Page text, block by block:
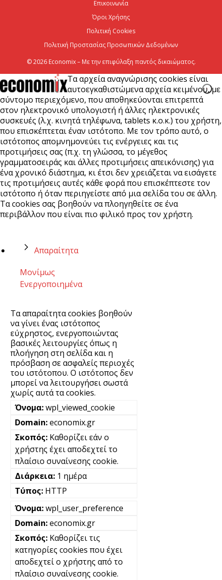
Επικοινωνία
Όροι Χρήσης
Πολιτική Cookies
Πολιτική Προστασίας Προσωπικών Δεδομένων
© 2026 Economix – Με την επιφύλαξη παντός δικαιώματος.
Τα αρχεία αναγνώρισης cookies είναι
αυτοεγκαθιστώμενα αρχεία κειμένου, με
σύντομο περιεχόμενο, που αποθηκεύονται επιτρεπτά
στον ηλεκτρονικό υπολογιστή ή άλλες ηλεκτρονικές
συσκευές (λ.χ. κινητά τηλέφωνα, tablets κ.ο.κ.) του χρήστη,
που επισκέπτεται έναν ιστότοπο. Με τον τρόπο αυτό, ο
ιστότοπος απομνημονεύει τις ενέργειες και τις
προτιμήσεις σας (π.χ. τη γλώσσα, το μέγεθος
γραμματοσειράς και άλλες προτιμήσεις απεικόνισης) για
ένα χρονικό διάστημα, κι έτσι δεν χρειάζεται να εισάγετε
τις προτιμήσεις αυτές κάθε φορά που επισκέπτεστε τον
ιστότοπο ή όταν περιηγείστε από μια σελίδα του σε άλλη.
Τα cookies σας βοηθούν να πλοηγηθείτε σε ένα
περιβάλλον που είναι πιο φιλικό προς τον χρήστη.
Απαραίτητα
Μονίμως
Ενεργοποιημένα
Τα απαραίτητα cookies βοηθούν
να γίνει ένας ιστότοπος
εύχρηστος, ενεργοποιώντας
βασικές λειτουργίες όπως η
πλοήγηση στη σελίδα και η
πρόσβαση σε ασφαλείς περιοχές
του ιστότοπου. Ο ιστότοπος δεν
μπορεί να λειτουργήσει σωστά
χωρίς αυτά τα cookies.
wpl_viewed_cookie
economix.gr
Καθορίζει εάν ο
χρήστης έχει αποδεχτεί το
πλαίσιο συναίνεσης cookie.
1 ημέρα
HTTP
wpl_user_preference
economix.gr
Καθορίζει τις
κατηγορίες cookies που έχει
αποδεχτεί ο χρήστης από το
πλαίσιο συναίνεσης cookie.